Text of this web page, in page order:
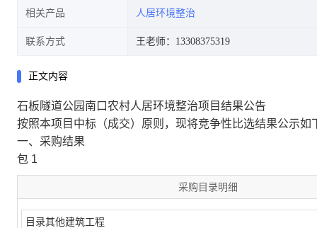
相关产品 人居环境整治
联系方式 王老师：13308375319
正文内容
石板隧道公园南口农村人居环境整治项目结果公告
按照本项目中标（成交）原则，现将竞争性比选结果公示如
一、采购结果
包 1
采购目录明细
目录其他建筑工程